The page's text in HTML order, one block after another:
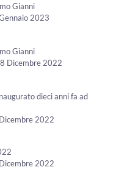
Gianni
2023
Gianni
Dicembre 2022
dieci anni fa ad
2022
2022